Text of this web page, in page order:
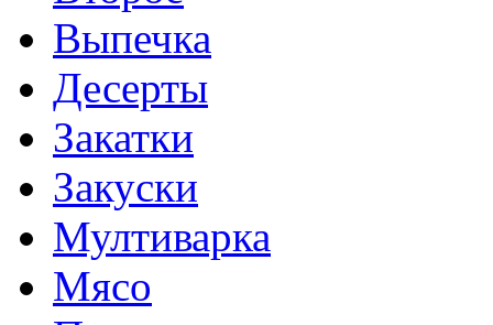
Выпечка
Десерты
Закатки
Закуски
Мултиварка
Мясо